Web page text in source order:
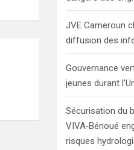
JVE Cameroun
diffusion des
Gouvernance
jeunes durant
Sécurisation du
VIVA‑Bénoué
risques